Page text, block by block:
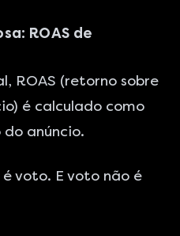
ROAS de
ROAS (retorno sobre
é calculado como
anúncio.
voto. E voto não é